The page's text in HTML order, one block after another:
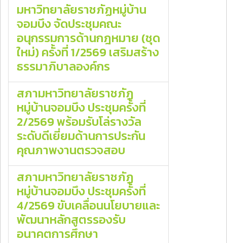
มหาวิทยาลัยราชภัฏหมู่บ้าน
จอมบึง จัดประชุมคณะ
อนุกรรมการด้านกฎหมาย (ชุด
ใหม่) ครั้งที่ 1/2569 เสริมสร้าง
ธรรมาภิบาลองค์กร
สภามหาวิทยาลัยราชภัฏ
หมู่บ้านจอมบึง ประชุมครั้งที่
2/2569 พร้อมรับโล่รางวัล
ระดับดีเยี่ยมด้านการประกัน
คุณภาพงานตรวจสอบ
สภามหาวิทยาลัยราชภัฏ
หมู่บ้านจอมบึง ประชุมครั้งที่
4/2569 ขับเคลื่อนนโยบายและ
พัฒนาหลักสูตรรองรับ
อนาคตการศึกษา